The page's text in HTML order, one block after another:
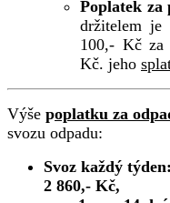
Poplatek za
držitelem je
100,- Kč za
Kč. jeho
Výše poplatku za
svozu odpadu:
Svoz každý týden:
2 860,- Kč,